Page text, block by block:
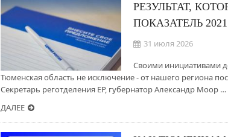
РЕЗУЛЬТАТ,
ПОКАЗАТЕЛЬ
31 июля 2026
Своими инициативами
Тюменская область не исключение - от нашего региона
Секретарь реготделения ЕР, губернатор Александр Моор …
ДАЛЕЕ